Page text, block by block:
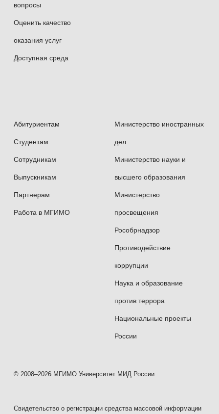
вопросы
Оценить качество
оказания услуг
Доступная среда
Абитуриентам
Студентам
Сотрудникам
Выпускникам
Партнерам
Работа в МГИМО
Министерство иностранных
дел
Министерство науки и
высшего образования
Министерство
просвещения
Рособрнадзор
Противодействие
коррупции
Наука и образование
против террора
Национальные проекты
России
© 2008–2026 МГИМО Университет МИД России
Свидетельство о регистрации средства массовой информации